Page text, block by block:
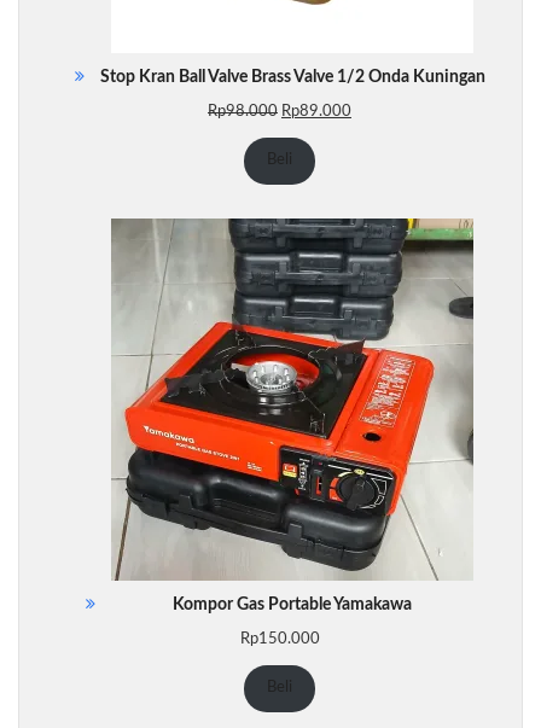
Stop Kran Ball Valve Brass Valve 1/2 Onda Kuningan
Rp98.000 Harga
adalah:
Rp98.000.
Rp89.000Harga
Beli
Kompor Gas Portable Yamakawa
Rp150.000
Beli